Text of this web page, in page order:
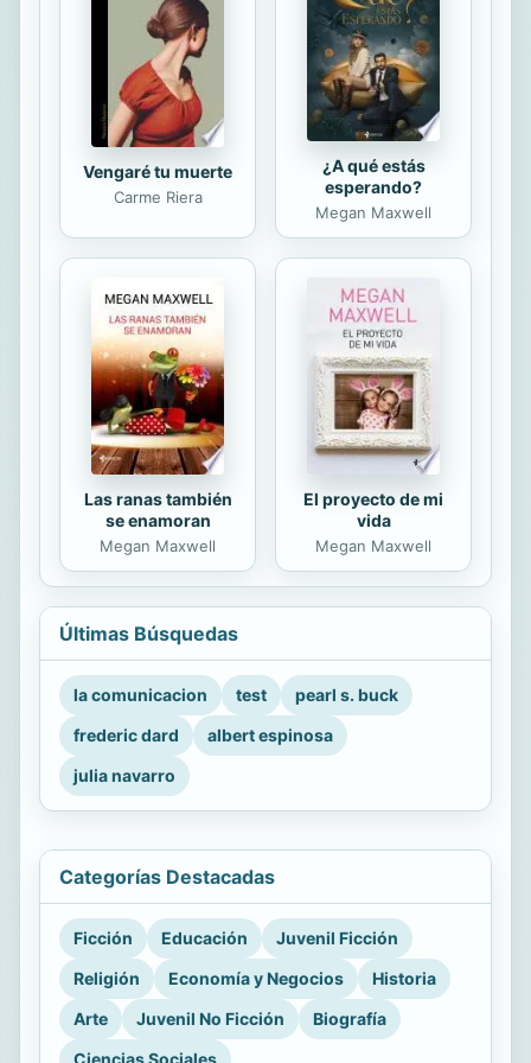
a la biografía y memoria del tirano, y
cómo ha integrado —no sin
contradicciones— este pasado
incómodo en...
Vengaré tu muerte
Carme Riera
¿A qué estás
esperando?
Megan Maxwell
Las ranas también
se enamoran
Megan Maxwell
El proyecto de mi
vida
Megan Maxwell
Últimas Búsquedas
la comunicacion test
pearl s. buck
frederic dard
albert espinosa
julia navarro
Categorías Destacadas
Ficción Educación
Juvenil Ficción
Religión
Economía y Negocios
Historia
Arte
Juvenil No Ficción
Biografía
Ciencias Sociales